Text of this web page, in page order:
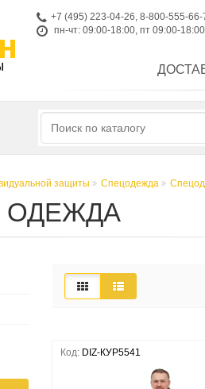
+7 (495) 223-04-26, 8-800-555-66-
пн-чт: 09:00-18:00, пт 09:00-18:00
защиты Спецодежда
ОДЕЖДА
Код: DIZ-КУР5541